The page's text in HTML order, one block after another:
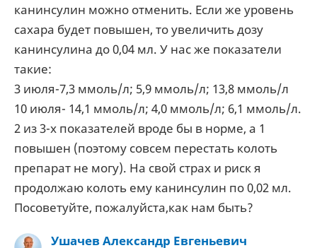
канинсулин можно отменить. Если же уровень
сахара будет повышен, то увеличить дозу
канинсулина до 0,04 мл. У нас же показатели
такие:
3 июля-7,3 ммоль/л; 5,9 ммоль/л; 13,8 ммоль/л
10 июля- 14,1 ммоль/л; 4,0 ммоль/л; 6,1 ммоль/л.
2 из 3-х показателей вроде бы в норме, а 1
повышен (поэтому совсем перестать колоть
препарат не могу). На свой страх и риск я
продолжаю колоть ему канинсулин по 0,02 мл.
Посоветуйте, пожалуйста,как нам быть?
Ушачев Александр Евгеньевич